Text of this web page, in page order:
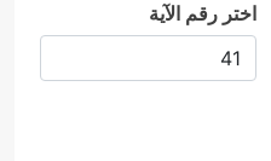
اختر رقم الآية